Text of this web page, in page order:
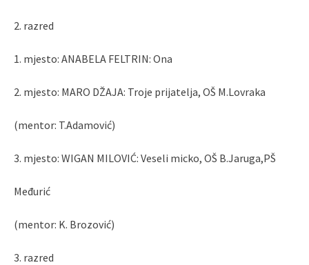
2. razred
1. mjesto: ANABELA FELTRIN: Ona
2. mjesto: MARO DŽAJA: Troje prijatelja, OŠ M.Lovraka
(mentor: T.Adamović)
3. mjesto: WIGAN MILOVIĆ: Veseli micko, OŠ B.Jaruga,PŠ
Međurić
(mentor: K. Brozović)
3. razred